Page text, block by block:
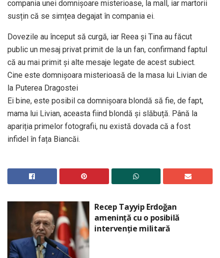
compania unei domnișoare misterioase, la mall, iar martorii
susțin că se simțea degajat în compania ei.
Dovezile au început să curgă, iar Reea și Tina au făcut
public un mesaj privat primit de la un fan, confirmand faptul
că au mai primit și alte mesaje legate de acest subiect.
Cine este domnișoara misterioasă de la masa lui Livian de
la Puterea Dragostei
Ei bine, este posibil ca domnișoara blondă să fie, de fapt,
mama lui Livian, aceasta fiind blondă și slăbuță. Până la
apariția primelor fotografii, nu există dovada că a fost
infidel în fața Biancăi.
Recep Tayyip Erdoğan
amenință cu o posibilă
intervenție militară